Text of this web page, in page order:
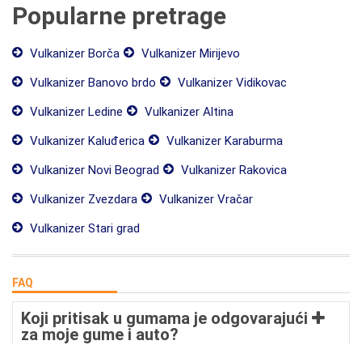
Popularne pretrage
Vulkanizer Borča
Vulkanizer Mirijevo
Vulkanizer Banovo brdo
Vulkanizer Vidikovac
Vulkanizer Ledine
Vulkanizer Altina
Vulkanizer Kaluđerica
Vulkanizer Karaburma
Vulkanizer Novi Beograd
Vulkanizer Rakovica
Vulkanizer Zvezdara
Vulkanizer Vračar
Vulkanizer Stari grad
FAQ
Koji pritisak u gumama je odgovarajući
za moje gume i auto?